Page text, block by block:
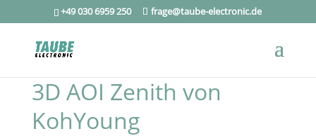
+49 030 6959 250 frage@taube-electronic.de
3D AOI Zenith von
KohYoung